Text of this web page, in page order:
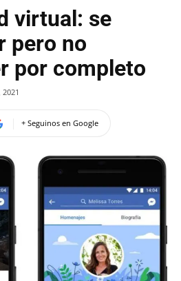
virtual: se
pero no
por completo
+ Seguinos en Google